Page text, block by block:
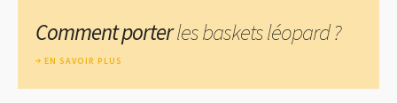
Comment porterles baskets léopard ?
EN SAVOIR PLUS